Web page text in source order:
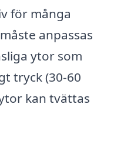
för många
anpassas
ytor som
tryck (30-60
kan tvättas